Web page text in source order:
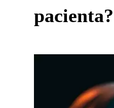
pacienta?